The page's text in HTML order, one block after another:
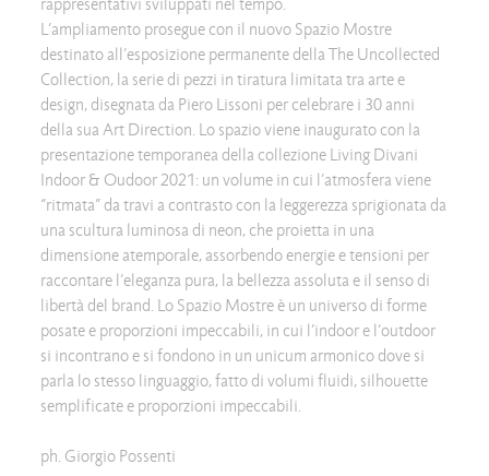
rappresentativi sviluppati nel tempo.
L’ampliamento prosegue con il nuovo Spazio Mostre
destinato all’esposizione permanente della The Uncollected
Collection, la serie di pezzi in tiratura limitata tra arte e
design, disegnata da Piero Lissoni per celebrare i 30 anni
della sua Art Direction. Lo spazio viene inaugurato con la
presentazione temporanea della collezione Living Divani
Indoor & Oudoor 2021: un volume in cui l’atmosfera viene
“ritmata” da travi a contrasto con la leggerezza sprigionata da
una scultura luminosa di neon, che proietta in una
dimensione atemporale, assorbendo energie e tensioni per
raccontare l’eleganza pura, la bellezza assoluta e il senso di
libertà del brand. Lo Spazio Mostre è un universo di forme
posate e proporzioni impeccabili, in cui l’indoor e l’outdoor
si incontrano e si fondono in un unicum armonico dove si
parla lo stesso linguaggio, fatto di volumi fluidi, silhouette
semplificate e proporzioni impeccabili.
ph. Giorgio Possenti